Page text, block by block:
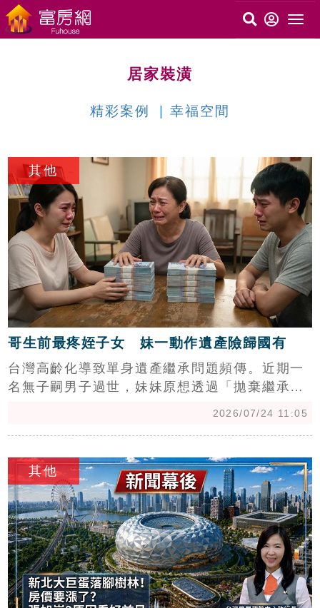
居家裝潢
精彩案例 幸福空間
其他
哥生前最疼姪子女 妹一動作遺產險歸國有
台灣高齡化導致單身遺產繼承問題頻傳。近期一
名無子嗣男子過世，妹妹原想透過「拋棄繼承」
「遺囑遺贈」或「信託」規劃。此外，專家指出
「特留分」制度限制了財產處分自由，建議政府
應檢討修法。單身族群若無正式遺囑，遺產分配
將受限於法定繼承順位，民眾務必提前諮詢專業
人士，避免財產處理陷入法律困境。
2026/07/24 11:05
其他